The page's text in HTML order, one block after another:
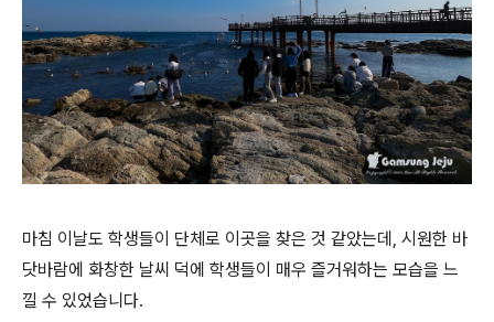
마침 이날도 학생들이 단체로 이곳을 찾은 것 같았는데, 시원한 바
닷바람에 화창한 날씨 덕에 학생들이 매우 즐거워하는 모습을 느
낄 수 있었습니다.